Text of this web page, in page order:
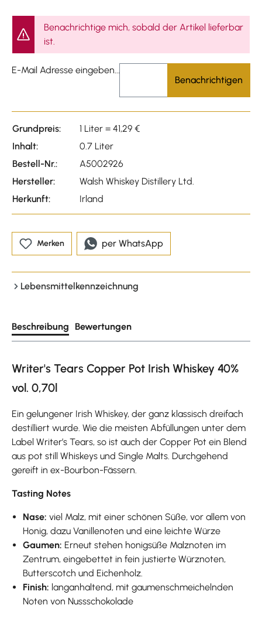
Benachrichtige mich, sobald der Artikel lieferbar
ist.
E-Mail Adresse eingeben...
Benachrichtigen
Grundpreis:
1 Liter = 41,29 €
Inhalt:
0.7 Liter
Bestell-Nr.:
A5002926
Hersteller:
Walsh Whiskey Distillery Ltd.
Herkunft:
Irland
Merken per WhatsApp
Lebensmittelkennzeichnung
Beschreibung Bewertungen
Writer's Tears Copper Pot Irish Whiskey 40%
vol. 0,70l
Ein gelungener Irish Whiskey, der ganz klassisch dreifach
destilliert wurde. Wie die meisten Abfüllungen unter dem
Label Writer’s Tears, so ist auch der Copper Pot ein Blend
aus pot still Whiskeys und Single Malts. Durchgehend
gereift in ex-Bourbon-Fässern.
Tasting Notes
Nase: viel Malz, mit einer schönen Süße, vor allem von
Honig, dazu Vanillenoten und eine leichte Würze
Gaumen: Erneut stehen honigsüße Malznoten im
Zentrum, eingebettet in fein justierte Würznoten,
Butterscotch und Eichenholz.
Finish: langanhaltend, mit gaumenschmeichelnden
Noten von Nussschokolade